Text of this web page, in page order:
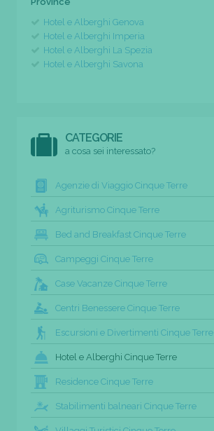
Hotel e Alberghi Genova
Hotel e Alberghi Imperia
Hotel e Alberghi La Spezia
Hotel e Alberghi Savona
CATEGORIE
a cosa sei interessato?
Agenzie di Viaggio Cinque Terre
Agriturismo Cinque Terre
Bed and Breakfast Cinque Terre
Campeggi Cinque Terre
Case Vacanze Cinque Terre
Centri Benessere Cinque Terre
Escursioni e Divertimenti Cinque Terre
Hotel e Alberghi Cinque Terre
Residence Cinque Terre
Stabilimenti balneari Cinque Terre